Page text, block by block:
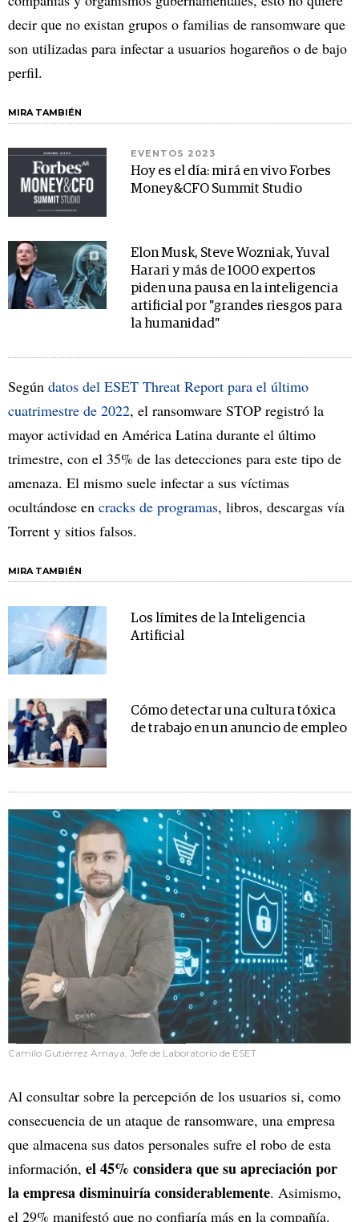
decir que no existan grupos o familias de ransomware que
son utilizadas para infectar a usuarios hogareños o de bajo
perfil.
MIRA TAMBIÉN
EVENTOS 2023
Hoy es el día: mirá en vivo Forbes
Money&CFO Summit Studio
Elon Musk, Steve Wozniak, Yuval
Harari y más de 1000 expertos
piden una pausa en la inteligencia
artificial por "grandes riesgos para
la humanidad"
Según datos del ESET Threat Report para el último
cuatrimestre de 2022, el ransomware STOP registró la
mayor actividad en América Latina durante el último
trimestre, con el 35% de las detecciones para este tipo de
amenaza. El mismo suele infectar a sus víctimas
ocultándose en cracks de programas, libros, descargas vía
Torrent y sitios falsos.
MIRA TAMBIÉN
Los límites de la Inteligencia
Artificial
Cómo detectar una cultura tóxica
de trabajo en un anuncio de empleo
Camilo Gutiérrez Amaya, Jefe de Laboratorio de ESET
Al consultar sobre la percepción de los usuarios si, como
consecuencia de un ataque de ransomware, una empresa
que almacena sus datos personales sufre el robo de esta
información, el 45% considera que su apreciación por
la empresa disminuiría considerablemente. Asimismo,
el 29% manifestó que no confiaría más en la compañía.